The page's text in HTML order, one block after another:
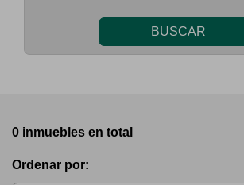
BUSCAR
0 inmuebles en total
Ordenar por: